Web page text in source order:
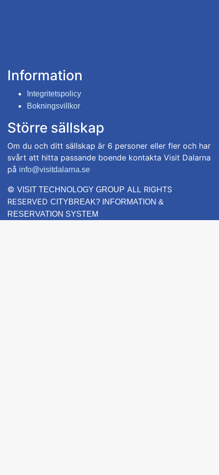
Information
Integritetspolicy
Bokningsvillkor
Större sällskap
Om du och ditt sällskap är 6 personer eller fler och har
svårt att hitta passande boende kontakta Visit Dalarna
på info@visitdalarna.se
© VISIT TECHNOLOGY GROUP ALL RIGHTS
RESERVED CITYBREAK? INFORMATION &
RESERVATION SYSTEM